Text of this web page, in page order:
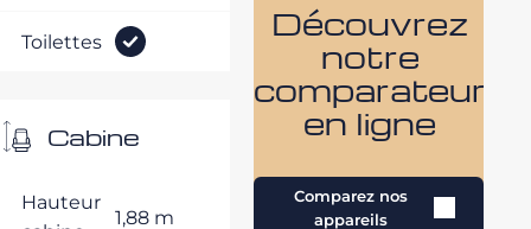
Toilettes
Cabine
Hauteur
1,88 m
Découvrez
notre
comparateur
en ligne
Comparez nos
appareils